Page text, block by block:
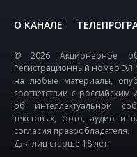
О КАНАЛЕ
© 2026 Акционерное
Регистрационный номер ЭЛ
на любые материалы,
соответствии с
об интеллектуальной
текстовых, фото, аудио и
согласия правообладателя.
Для лиц старше 18 лет.